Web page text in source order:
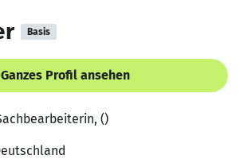
Basis
Ganzes Profil ansehen
()